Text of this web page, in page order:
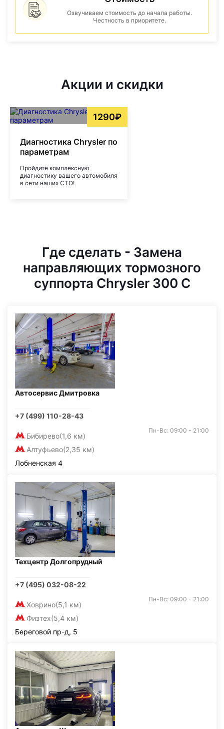
Озвучиваем стоимость до начала работы.
Честность в приоритете.
Акции и скидки
1290₽
Диагностика Chrysler по
параметрам
Пройдите комплексную
диагностику вашего автомобиля
в сети наших СТО!
Где сделать - Замена
направляющих тормозного
суппорта Chrysler 300 C
Автосервис Дмитровка
+7 (499) 110-28-43
Бибирево(1,6 км)
Алтуфьево(2,35 км)
Пн-Вс: 09:00 - 21:00
Лобненская 4
Техцентр Долгопрудный
+7 (495) 032-08-22
Ховрино(5,1 км)
Физтех(5,4 км)
Пн-Вс: 09:00 - 21:00
Береговой пр-д, 5